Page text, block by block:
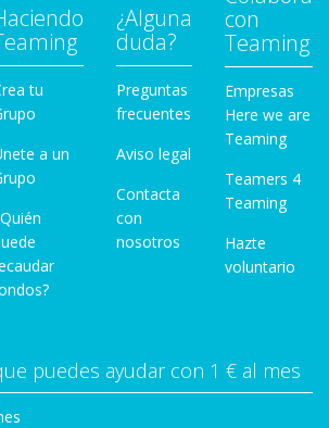
tu
a un
¿Alguna
duda?
Preguntas
frecuentes
Aviso legal
Contacta
con
nosotros
con
Teaming
Empresas
Here we are
Teaming
Teamers 4
Teaming
Hazte
voluntario
puedes ayudar con 1 € al mes